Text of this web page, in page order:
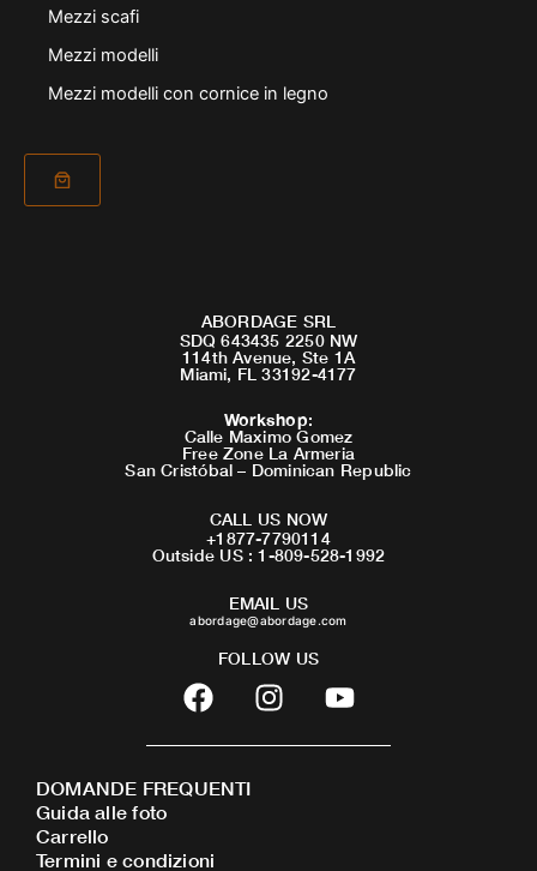
Mezzi scafi
Mezzi modelli
Mezzi modelli con cornice in legno
ABORDAGE SRL
SDQ 643435 2250 NW
114th Avenue, Ste 1A
Miami, FL 33192-4177
Workshop:
Calle Maximo Gomez
Free Zone La Armeria
San Cristóbal – Dominican Republic
CALL US NOW
+1877-7790114
Outside US : 1-809-528-1992
EMAIL US
abordage@abordage.com
FOLLOW US
F
a
c
b
o
I
n
s
Y
o
u
DOMANDE FREQUENTI
Guida alle foto
Carrello
Termini e condizioni